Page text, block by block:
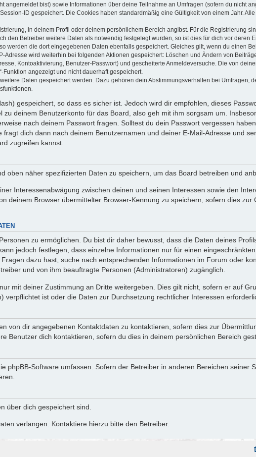
angemeldet bist) sowie Informationen über deine Teilnahme an Umfragen (sofern du nicht
ID gespeichert. Die Cookies haben standardmäßig eine Gültigkeit von einem Jahr.
in deinem Profil oder deinem persönlichem Bereich angibst. Für die Registrierung
den Betreiber weitere Daten als notwendig festgelegt wurden, so ist dies für dich vor deren
werden die dort eingegebenen Daten ebenfalls gespeichert. Gleiches gilt, wenn du einen
wird weiterhin bei folgenden Aktionen gespeichert: Löschen und Ändern von
Kontoaktivierung, Benutzer-Passwort) und gescheiterte Anmeldeversuche. Die von
Funktion angezeigt und nicht dauerhaft gespeichert.
Daten gespeichert werden. Dazu gehören dein Abstimmungsverhalten bei Umfragen,
gespeichert, so dass es sicher ist. Jedoch wird dir empfohlen, dieses
deinem Benutzerkonto für das Board, also geh mit ihm sorgsam um.
nach deinem Passwort fragen. Solltest du dein Passwort vergessen
fragt dich dann nach deinem Benutzernamen und deiner E-Mail-Adresse und
zugreifen kannst.
oben näher spezifizierten Daten zu speichern, um das Board betreiben und
Interessenabwägung zwischen deinen und seinen Interessen sowie den
deinem Browser übermittelter Browser-Kennung zu speichern, sofern dies
zu ermöglichen. Du bist dir daher bewusst, dass die Daten deines
jedoch festlegen, dass einzelne Informationen nur für einen
dazu hast, suche nach entsprechenden Informationen im Forum oder
und von ihm beauftragte Personen (Administratoren) zugänglich.
mit deiner Zustimmung an Dritte weitergeben. Dies gilt nicht, sofern er auf
ist oder die Daten zur Durchsetzung rechtlicher Interessen
von dir angegebenen Kontaktdaten zu kontaktieren, sofern dies zur
Benutzer dich kontaktieren, sofern du dies in deinem persönlichen Bereich
phpBB-Software umfassen. Sofern der Betreiber in anderen Bereichen seiner
über dich gespeichert sind.
verlangen. Kontaktiere hierzu bitte den Betreiber.